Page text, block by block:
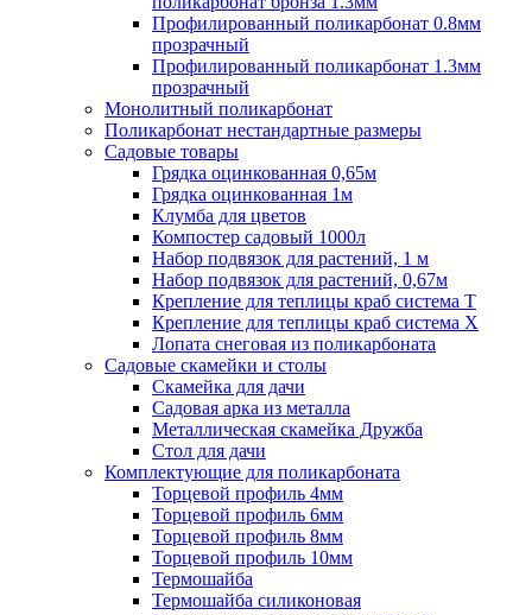
Профилированный поликарбонат 0.8мм
прозрачный
Профилированный поликарбонат 1.3мм
прозрачный
Монолитный поликарбонат
Поликарбонат нестандартные размеры
Садовые товары
Грядка оцинкованная 0,65м
Грядка оцинкованная 1м
Клумба для цветов
Компостер садовый 1000л
Набор подвязок для растений, 1 м
Набор подвязок для растений, 0,67м
Крепление для теплицы краб система Т
Крепление для теплицы краб система Х
Лопата снеговая из поликарбоната
Садовые скамейки и столы
Скамейка для дачи
Садовая арка из металла
Металлическая скамейка Дружба
Стол для дачи
Комплектующие для поликарбоната
Торцевой профиль 4мм
Торцевой профиль 6мм
Торцевой профиль 8мм
Торцевой профиль 10мм
Термошайба
Термошайба силиконовая